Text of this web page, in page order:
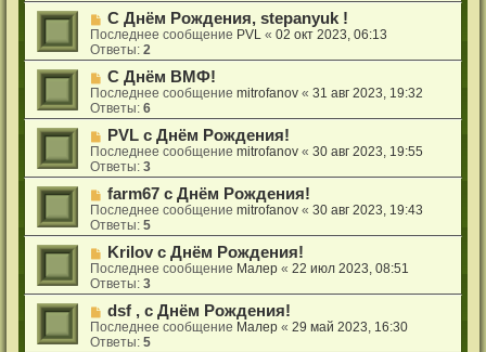
С Днём Рождения, stepanyuk !
Последнее сообщение PVL «02 окт 2023, 06:13
Ответы:2
С Днём ВМФ!
Последнее сообщениеmitrofanov «31 авг 2023, 19:32
Ответы:6
PVL с Днём Рождения!
Последнее сообщениеmitrofanov «30 авг 2023, 19:55
Ответы:3
farm67 с Днём Рождения!
Последнее сообщениеmitrofanov «30 авг 2023, 19:43
Ответы:5
Krilov с Днём Рождения!
Последнее сообщение Малер «22 июл 2023, 08:51
Ответы:3
dsf , с Днём Рождения!
Последнее сообщение Малер «29 май 2023, 16:30
Ответы:5